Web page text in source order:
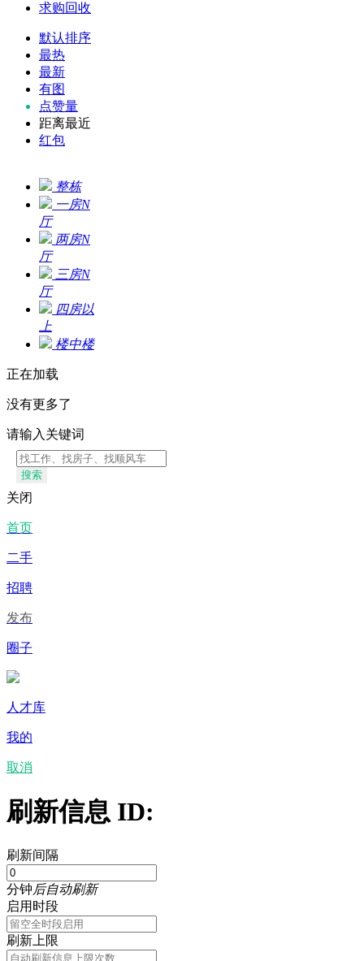
求购回收
默认排序
最热
最新
有图
点赞量
距离最近
红包
整栋
一房N
厅
两房N
厅
三房N
厅
四房以
上
楼中楼
正在加载
没有更多了
请输入关键词
搜索
关闭
首页
二手
招聘
发布
圈子
人才库
我的
取消
刷新信息 ID:
刷新间隔
分钟后自动刷新
启用时段
刷新上限